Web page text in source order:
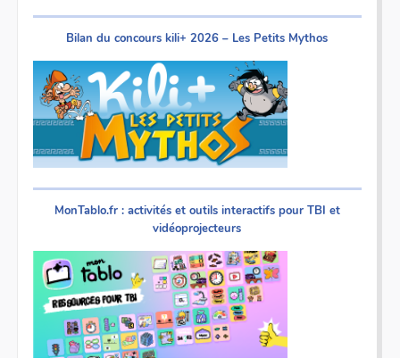
Bilan du concours kili+ 2026 – Les Petits Mythos
MonTablo.fr : activités et outils interactifs pour TBI et
vidéoprojecteurs